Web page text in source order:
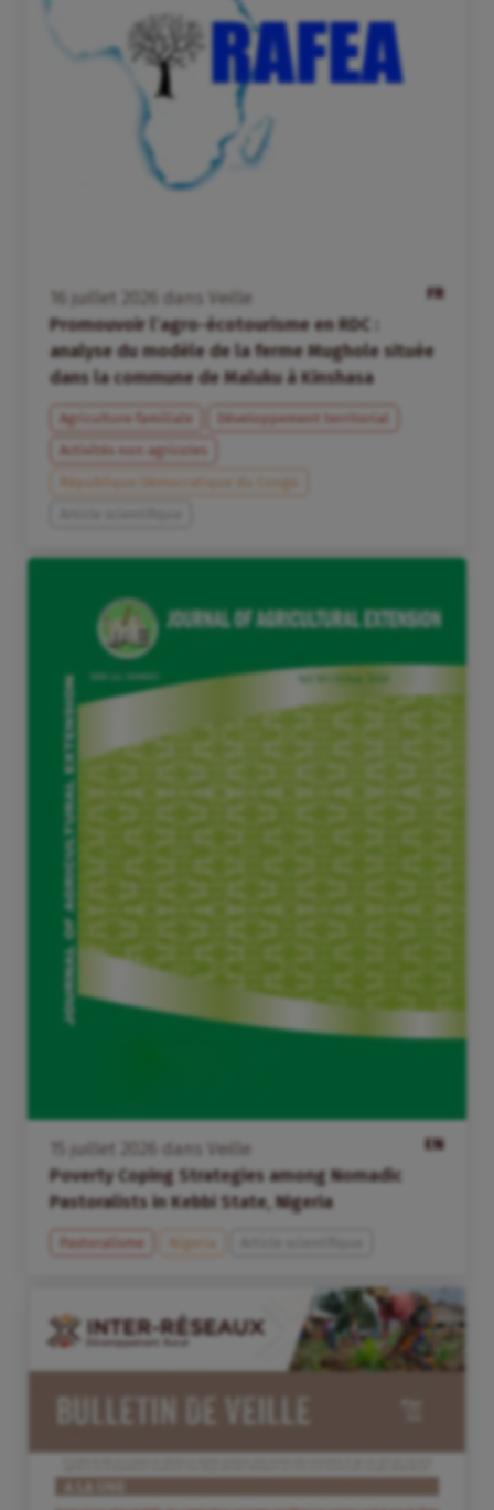
FR
juillet dans
Veille
Promouvoir l’agro-écotourisme en RDC :
analyse du modèle de la ferme Mughole située
dans la commune de Maluku à Kinshasa
Agriculture familiale
Développement territorial
Activités non agricoles
République Démocratique du Congo
EN
juillet dans
Veille
Poverty Coping Strategies among Nomadic
Pastoralists in Kebbi State, Nigeria
Pastoralisme Nigeria